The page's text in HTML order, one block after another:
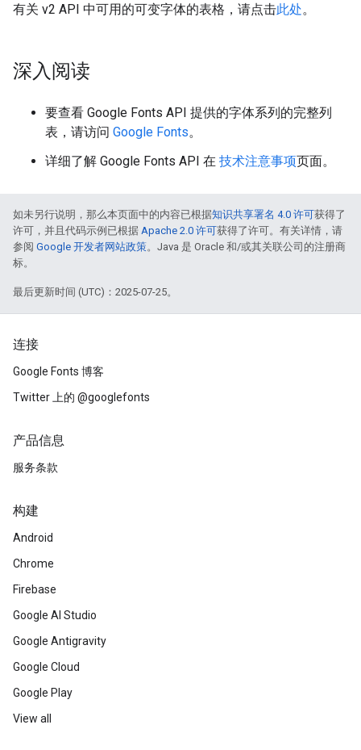
有关 v2 API 中可用的可变字体的表格，请点击此处。
深入阅读
要查看 Google Fonts API 提供的字体系列的完整列
表，请访问 Google Fonts。
详细了解 Google Fonts API 在 技术注意事项页面。
如未另行说明，那么本页面中的内容已根据知识共享署名 4.0 许可获得了
许可，并且代码示例已根据 Apache 2.0 许可获得了许可。有关详情，请
参阅 Google 开发者网站政策。Java 是 Oracle 和/或其关联公司的注册商
标。
最后更新时间 (UTC)：2025-07-25。
连接
Google Fonts 博客
Twitter 上的 @googlefonts
产品信息
服务条款
构建
Android
Chrome
Firebase
Google AI Studio
Google Antigravity
Google Cloud
Google Play
View all